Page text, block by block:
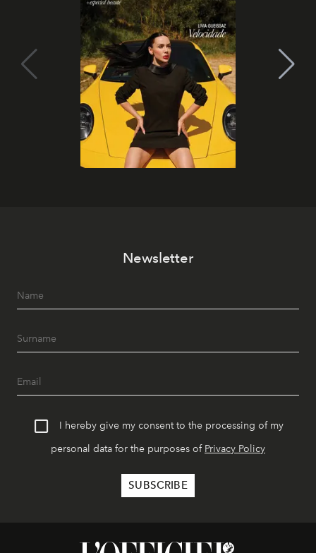
Newsletter
I hereby give my consent to the processing of my
personal data for the purposes of Privacy Policy